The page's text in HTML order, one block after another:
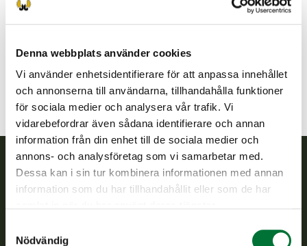
Denna webbplats använder cookies
Vi använder enhetsidentifierare för att anpassa innehållet
och annonserna till användarna, tillhandahålla funktioner
för sociala medier och analysera vår trafik. Vi
vidarebefordrar även sådana identifierare och annan
information från din enhet till de sociala medier och
annons- och analysföretag som vi samarbetar med.
Dessa kan i sin tur kombinera informationen med annan
information som du har tillhandahållit eller som de har
Nödvändig
Satakunda
Finlands viltcentral
jaktvårdsföreningarnas verksamhet, ser till att viltpolitiken